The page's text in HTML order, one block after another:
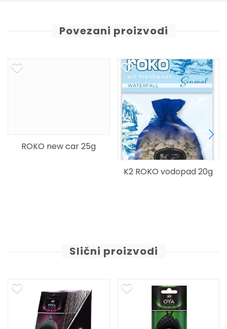
Povezani proizvodi
ROKO new car 25g
K2 ROKO vodopad 20g
Slični proizvodi